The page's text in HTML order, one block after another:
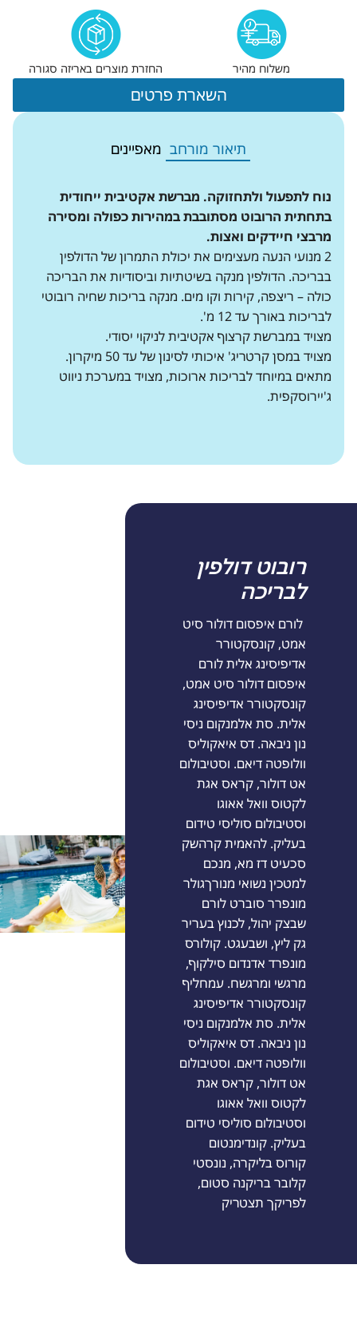
משלוח מהיר החזרת מוצרים באריזה סגורה
השארת פרטים
תיאור מורחב מאפיינים
נוח לתפעול ולתחזוקה. מברשת אקטיבית ייחודית
בתחתית הרובוט מסתובבת במהירות כפולה ומסירה
מרבצי חיידקים ואצות.
2 מנועי הנעה מעצימים את יכולת התמרון של הדולפין
בבריכה. הדולפין מנקה בשיטתיות וביסודיות את הבריכה
כולה – ריצפה, קירות וקו מים. מנקה בריכות שחיה רובוטי
לבריכות באורך עד 12 מ'.
מצויד במברשת קרצוף אקטיבית לניקוי יסודי.
מצויד במסן קרטריג' איכותי לסינון של עד 50 מיקרון.
מתאים במיוחד לבריכות ארוכות, מצויד במערכת ניווט
ג'יירוסקפית.
רובוט דולפין
לבריכה
לורם איפסום דולור סיט
אמט, קונסקטורר
אדיפיסינג אלית לורם
איפסום דולור סיט אמט,
קונסקטורר אדיפיסינג
אלית. סת אלמנקום ניסי
נון ניבאה. דס איאקוליס
וולופטה דיאם. וסטיבולום
אט דולור, קראס אגת
לקטוס וואל אאוגו
וסטיבולום סוליסי טידום
בעליק. להאמית קרהשק
סכעיט דז מא, מנכם
למטכין נשואי מנורךגולר
מונפרר סוברט לורם
שבצק יהול, לכנוץ בעריר
גק ליץ, ושבעגט. קולורס
מונפרד אדנדום סילקוף,
מרגשי ומרגשח. עמחליף
קונסקטורר אדיפיסינג
אלית. סת אלמנקום ניסי
נון ניבאה. דס איאקוליס
וולופטה דיאם. וסטיבולום
אט דולור, קראס אגת
לקטוס וואל אאוגו
וסטיבולום סוליסי טידום
בעליק. קונדימנטום
קורוס בליקרה, נונסטי
קלובר בריקנה סטום,
לפריקך תצטריק